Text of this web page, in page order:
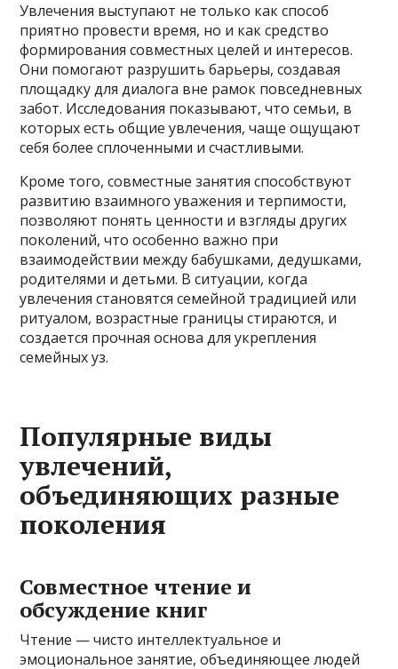
Увлечения выступают не только как способ
приятно провести время, но и как средство
формирования совместных целей и интересов.
Они помогают разрушить барьеры, создавая
площадку для диалога вне рамок повседневных
забот. Исследования показывают, что семьи, в
которых есть общие увлечения, чаще ощущают
себя более сплоченными и счастливыми.
Кроме того, совместные занятия способствуют
развитию взаимного уважения и терпимости,
позволяют понять ценности и взгляды других
поколений, что особенно важно при
взаимодействии между бабушками, дедушками,
родителями и детьми. В ситуации, когда
увлечения становятся семейной традицией или
ритуалом, возрастные границы стираются, и
создается прочная основа для укрепления
семейных уз.
Популярные виды
увлечений,
объединяющих разные
поколения
Совместное чтение и
обсуждение книг
Чтение — чисто интеллектуальное и
эмоциональное занятие, объединяющее людей